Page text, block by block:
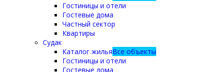
Гостиницы и отели
Гостевые дома
Частный сектор
Квартиры
Судак
Каталог жильяВсе объекты
Гостиницы и отели
Гостевые дома